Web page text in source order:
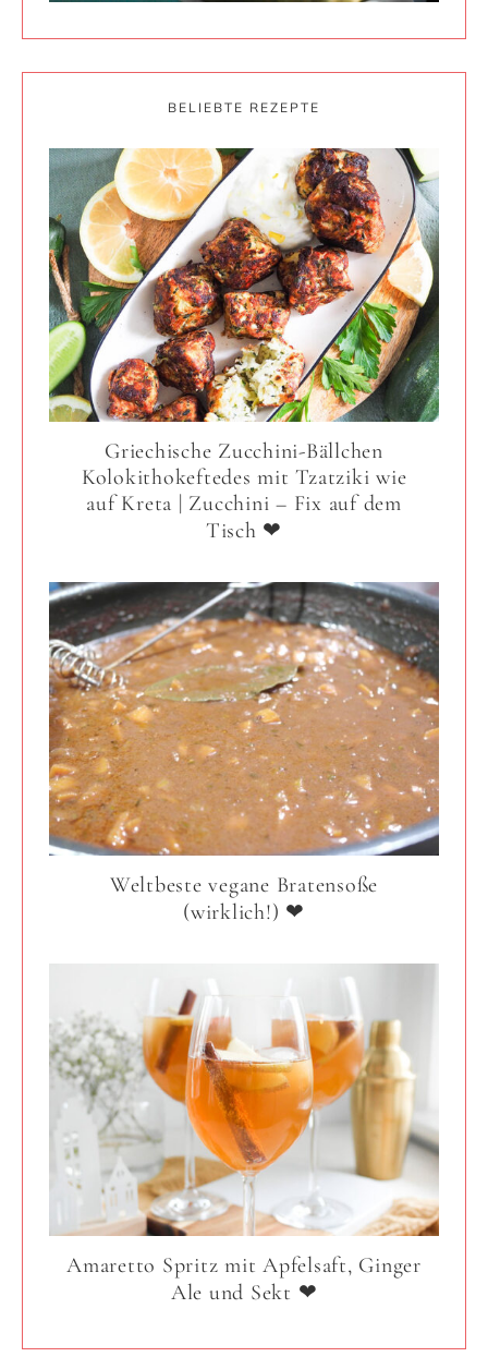
BELIEBTE REZEPTE
Griechische Zucchini-Bällchen
Kolokithokeftedes mit Tzatziki wie
auf Kreta | Zucchini – Fix auf dem
Tisch ❤
Weltbeste vegane Bratensoße
(wirklich!) ❤
Amaretto Spritz mit Apfelsaft, Ginger
Ale und Sekt ❤